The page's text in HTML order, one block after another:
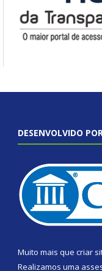
DESENVOLVIDO
Muito mais que criar
Realizamos uma